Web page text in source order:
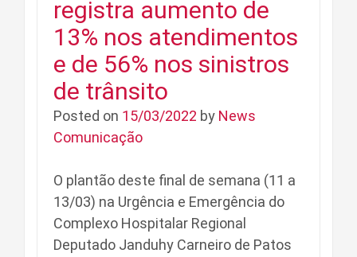
registra aumento de
13% nos atendimentos
e de 56% nos sinistros
de trânsito
Posted on 15/03/2022 by News
Comunicação
O plantão deste final de semana (11 a
13/03) na Urgência e Emergência do
Complexo Hospitalar Regional
Deputado Janduhy Carneiro de Patos